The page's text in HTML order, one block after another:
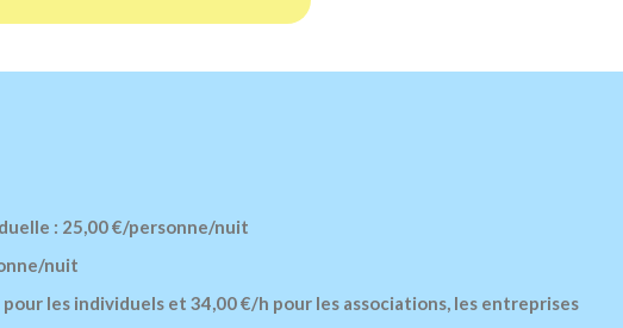
: 25,00 €/personne/nuit
nuit
les individuels et 34,00 €/h pour les associations, les entreprises